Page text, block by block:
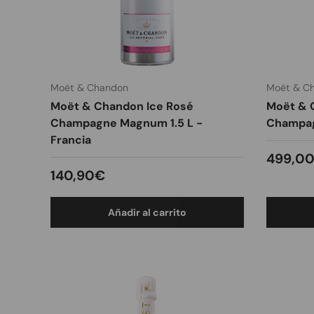
Moët & Chandon
Moët & Chandon Ice Rosé
Champagne Magnum 1.5 L -
Francia
Precio normal
140,90€
Añadir al carrito
Moët &
Moët &
Precio